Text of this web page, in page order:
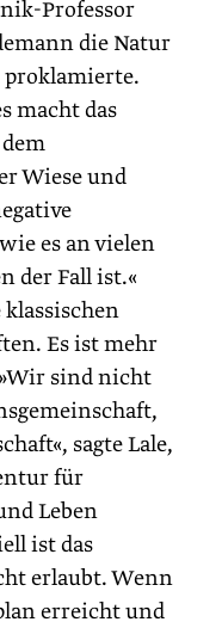
Professor
die Natur
proklamierte.
macht das
Wiese und
es an vielen
der Fall ist.«
Es ist mehr
sind nicht
sagte Lale,
für
Leben
ist das
erlaubt. Wenn
erreicht und